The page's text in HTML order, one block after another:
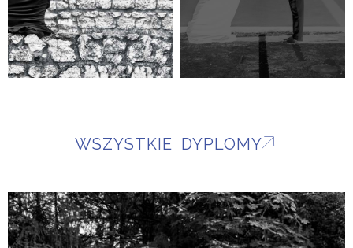
WSZYSTKIE DYPLOMY